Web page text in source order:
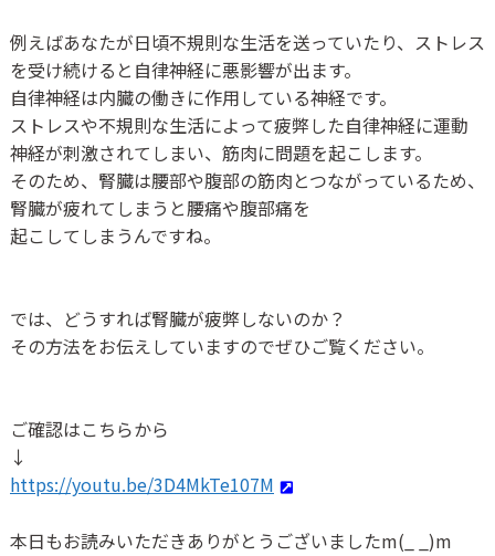
例えばあなたが日頃不規則な生活を送っていたり、ストレス
を受け続けると自律神経に悪影響が出ます。
自律神経は内臓の働きに作用している神経です。
ストレスや不規則な生活によって疲弊した自律神経に運動
神経が刺激されてしまい、筋肉に問題を起こします。
そのため、腎臓は腰部や腹部の筋肉とつながっているため、
腎臓が疲れてしまうと腰痛や腹部痛を
起こしてしまうんですね。
では、どうすれば腎臓が疲弊しないのか？
その方法をお伝えしていますのでぜひご覧ください。
ご確認はこちらから
↓
https://youtu.be/3D4MkTe107M
本日もお読みいただきありがとうございましたm(_ _)m